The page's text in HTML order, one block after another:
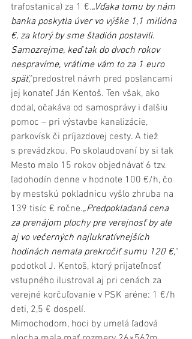
trafostanica) za 1 €.„Vďaka tomu by nám
banka poskytla úver vo výške 1,1 milióna
€, za ktorý by sme štadión postavili.
Samozrejme, keď tak do dvoch rokov
nespravíme, vrátime vám to za 1 euro
späť,“predostrel návrh pred poslancami
jej konateľ Ján Kentoš. Ten však, ako
dodal, očakáva od samosprávy i ďalšiu
pomoc – pri výstavbe kanalizácie,
parkovísk či príjazdovej cesty. A tiež
s prevádzkou. Po skolaudovaní by si tak
Mesto malo 15 rokov objednávať 6 tzv.
ľadohodín denne v hodnote 100 €/h, čo
by mestskú pokladnicu vyšlo zhruba na
139 tisíc € ročne.„Predpokladaná cena
za prenájom plochy pre verejnosť by ale
aj vo večerných najlukratívnejších
hodinách nemala prekročiť sumu 120 €,“
podotkol J. Kentoš, ktorý prijateľnosť
vstupného ilustroval aj pri cenách za
verejné korčuľovanie v PSK aréne: 1 €/h
deti, 2,5 € dospelí.
Mimochodom, hoci by umelá ľadová